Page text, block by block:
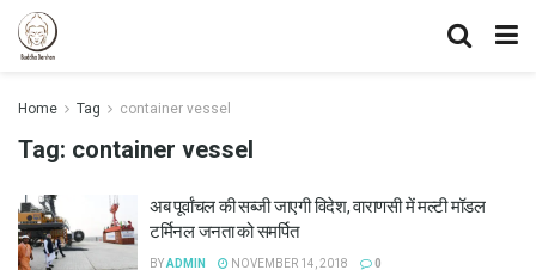
Home Tag container vessel
Tag: container vessel
अब पूर्वांचल की सब्जी जाएगी विदेश, वाराणसी में मल्टी मॉडल
टर्मिनल जनता को समर्पित
BYADMIN NOVEMBER 14, 2018 0